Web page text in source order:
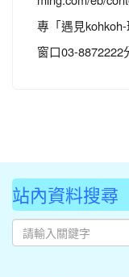
專「遇見
窗口03-8872222
站內資料搜尋